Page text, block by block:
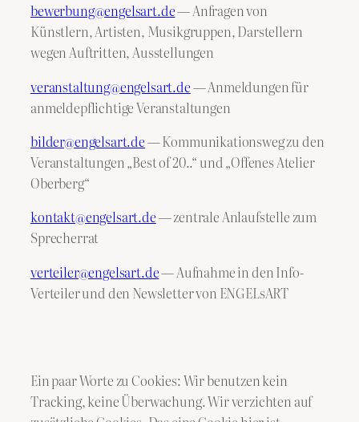
bewerbung@engelsart.de— Anfragen von
Künstlern, Artisten, Musikgruppen, Darstellern
wegen Auftritten, Ausstellungen
veranstaltung@engelsart.de— Anmeldungen für
anmeldepflichtige Veranstaltungen
bilder@engelsart.de— Kommunikationsweg zu den
Veranstaltungen „Best of 20..“ und „Offenes Atelier
Oberberg“
kontakt@engelsart.de— zentrale Anlaufstelle zum
Sprecherrat
verteiler@engelsart.de— Aufnahme in den Info-
Verteiler und den Newsletter von ENGELsART
Ein paar Worte zu Cookies: Wir benutzen kein
Tracking, keine Überwachung. Wir verzichten auf